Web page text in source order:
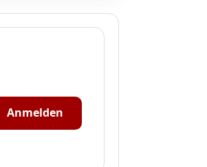
Anmelden